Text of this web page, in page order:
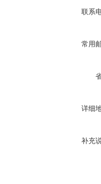
联系
常用
详细
补充